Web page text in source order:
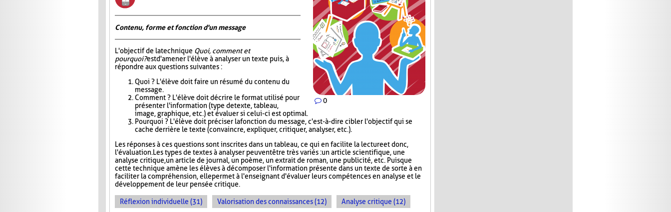
0
Contenu, forme et fonction d'un message
L'objectif de la technique Quoi, comment et
pourquoi?est d'amener l'élève à analyser un texte puis, à
répondre aux questions suivantes :
Quoi ? L'élève doit faire un résumé du contenu du
message.
Comment ? L'élève doit décrire le format utilisé pour
présenter l'information (type de texte, tableau,
image, graphique, etc.) et évaluer si celui-ci est optimal.
Pourquoi ? L'élève doit préciser la fonction du message, c'est-à-dire cibler l'objectif qui se
cache derrière le texte (convaincre, expliquer, critiquer, analyser, etc.).
Les réponses à ces questions sont inscrites dans un tableau, ce qui en facilite la lecture et donc,
l'évaluation. Les types de textes à analyser peuvent être très variés : un article scientifique, une
analyse critique, un article de journal, un poème, un extrait de roman, une publicité, etc. Puisque
cette technique amène les élèves à décomposer l'information présente dans un texte de sorte à en
faciliter la compréhension, elle permet à l'enseignant d'évaluer leurs compétences en analyse et le
développement de leur pensée critique.
Réflexion individuelle (31) Valorisation des connaissances (12) Analyse critique (12)